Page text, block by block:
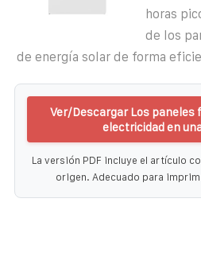
horas
de los
de energía solar de forma
Ver/Descargar Los paneles
electricidad en
La versión PDF incluye el artículo
origen. Adecuado para